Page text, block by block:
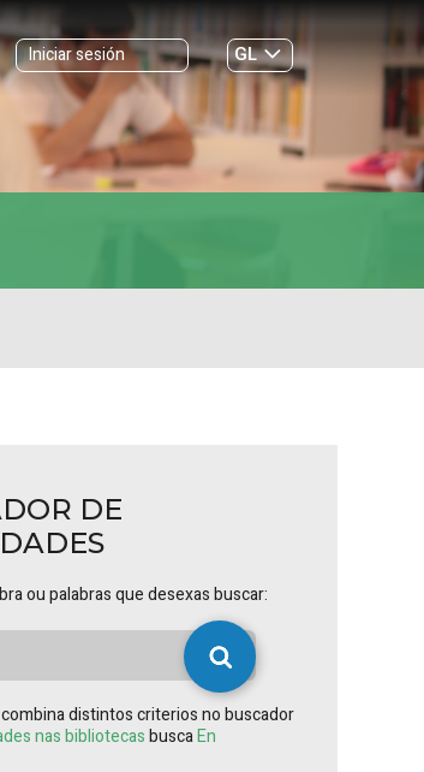
Iniciar sesión
GL
ES|
DE
ou palabras que desexas buscar:
distintos criterios no buscador
nas bibliotecasbuscaEn